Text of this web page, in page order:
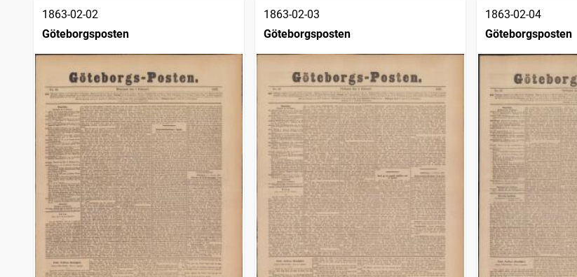
1863-02-02
Göteborgsposten
1863-02-03
Göteborgsposten
1863-02-04
Göteborgsposten